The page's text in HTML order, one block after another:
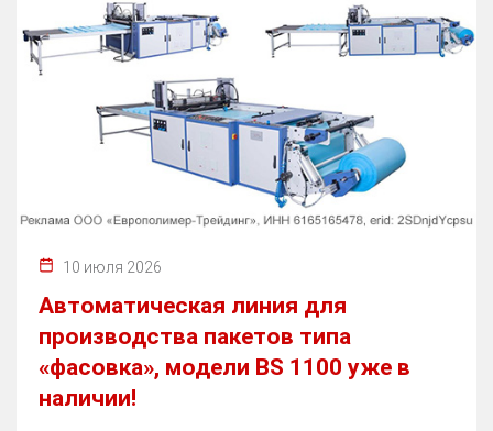
10 июля 2026
Автоматическая линия для
производства пакетов типа
«фасовка», модели BS 1100 уже в
наличии!